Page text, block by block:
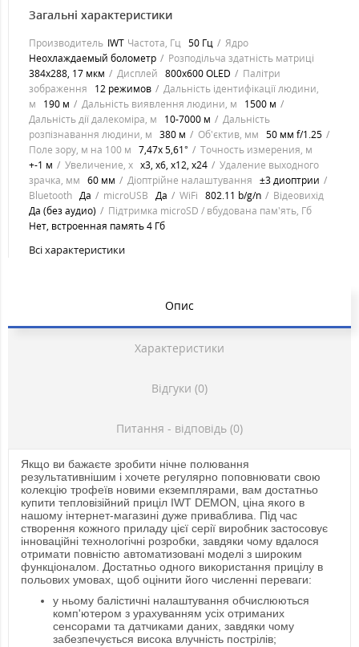
Загальні характеристики
Производитель IWT Частота, Гц 50 Гц
Ядро
Неохлаждаемый болометр
Розподільча здатність матриці
384х288, 17 мкм
Дисплей 800х600 OLED
Палітри
зображення
12 режимов
Дальність ідентифікації людини,
м
190 м Дальність виявлення людини, м
1500 м
Дальність дії далекоміра, м
10-7000 м
Дальність
розпізнавання людини, м 380 м Об'єктив, мм 50 мм f/1.25
Поле зору, м на 100 м 7,47х 5,61°
Точность измерения, м
+-1 м
Увеличение, х х3, х6, х12, х24
Удаление выходного
зрачка, мм 60 мм Діоптрійне налаштування ±3 диоптрии
Bluetooth Да microUSB Да WiFi 802.11 b/g/n
Відеовихід
Да (без аудио)
Підтримка microSD / вбудована пам'ять, Гб
Нет, встроенная память 4 Гб
Всі характеристики
Опис
Характеристики
Відгуки (0)
Питання - відповідь (0)
Якщо ви бажаєте зробити нічне полювання
результативнішим і хочете регулярно поповнювати свою
колекцію трофеїв новими екземплярами, вам достатньо
купити тепловізійний приціл IWT DEMON, ціна якого в
нашому інтернет-магазині дуже приваблива. Під час
створення кожного приладу цієї серії виробник застосовує
інноваційні технологічні розробки, завдяки чому вдалося
отримати повністю автоматизовані моделі з широким
функціоналом. Достатньо одного використання прицілу в
польових умовах, щоб оцінити його численні переваги:
у ньому балістичні налаштування обчислюються
комп'ютером з урахуванням усіх отриманих
сенсорами та датчиками даних, завдяки чому
забезпечується висока влучність пострілів;